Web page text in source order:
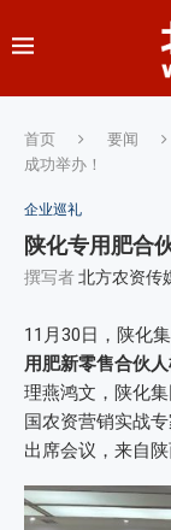
首页 要闻
成功举办！
企业巡礼
陕化专用肥合
撰写者北方农资传
11月30日，陕化
用肥新零售合伙
理燕鸿文，陕化
国农资营销实战
出席会议，来自